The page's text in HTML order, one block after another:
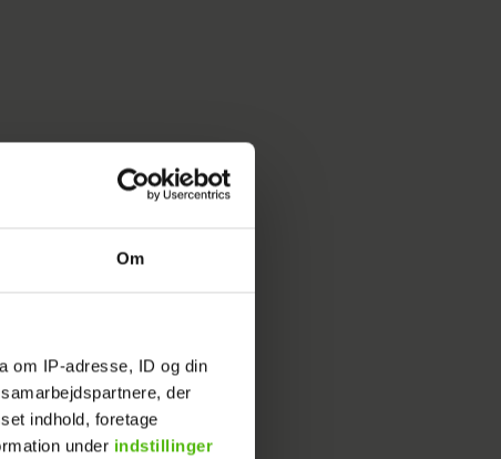
Om
om IP-adresse, ID og din
der
indhold, foretage
under indstillinger